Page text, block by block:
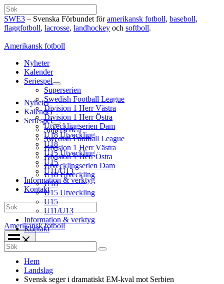
Hoppa
till
innehåll
Sök
SWE3 – Svenska Förbundet föramerikansk fotboll, baseboll,
flaggfotboll, lacrosse, landhockey och softboll.
Amerikansk fotboll
Nyheter
Kalender
Seriespel
Superserien
Swedish Football League
Division 1 Herr Västra
Division 1 Herr Östra
Utvecklingserien Dam
U18 Utveckling
U18
U15 Utveckling
U15
U11/U13
Information & verktyg
Kontakt
Sök
Amerikansk fotboll
Nyheter
Kalender
Seriespel
Superserien
Swedish Football League
Division 1 Herr Västra
Division 1 Herr Östra
Utvecklingserien Dam
U18 Utveckling
U18
U15 Utveckling
U15
U11/U13
Information & verktyg
Kontakt
Search
for:
Hem
Landslag
Svensk seger i dramatiskt EM-kval mot Serbien